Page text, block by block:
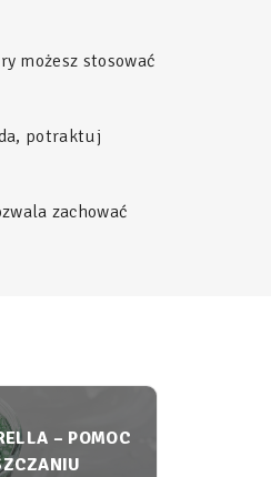
możesz stosować
potraktuj
zachować
– POMOC